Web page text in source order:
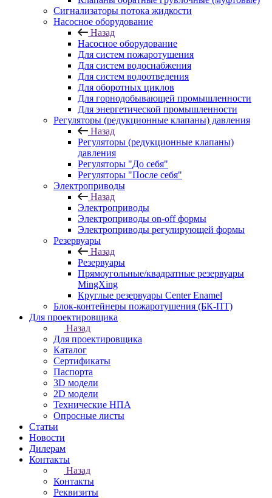
Сигнализаторы потока жидкости
Насосное оборудование
Назад
Насосное оборудование
Для систем пожаротушения
Для систем водоснабжения
Для систем водоотведения
Для оборотных циклов
Для горнодобывающей промышленности
Для энергетической промышленности
Регуляторы (редукционные клапаны) давления
Назад
Регуляторы (редукционные клапаны)
давления
Регуляторы "До себя"
Регуляторы "После себя"
Электроприводы
Назад
Электроприводы
Электроприводы on-off формы
Электроприводы регулирующей формы
Резервуары
Назад
Резервуары
Прямоугольные/квадратные резервуары
MingXing
Круглые резервуары Center Enamel
Блок-контейнеры пожаротушения (БК-ПТ)
Для проектировщика
Назад
Для проектировщика
Каталог
Сертификаты
Паспорта
3D модели
2D модели
Технические НПА
Опросные листы
Статьи
Новости
Дилерам
Контакты
Назад
Контакты
Реквизиты